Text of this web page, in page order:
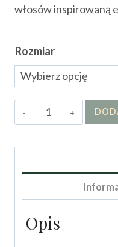
włosów inspirowaną
Rozmiar
ilość
Gumka
GISELLE
Opis